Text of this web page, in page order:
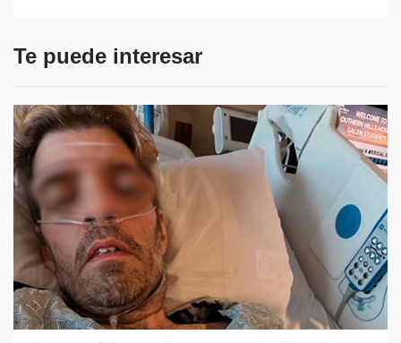
Te puede interesar